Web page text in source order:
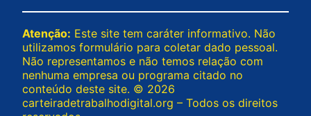
Atenção: Este site tem caráter informativo. Não
utilizamos formulário para coletar dado pessoal.
Não representamos e não temos relação com
nenhuma empresa ou programa citado no
conteúdo deste site. © 2026
carteiradetrabalhodigital.org – Todos os direitos